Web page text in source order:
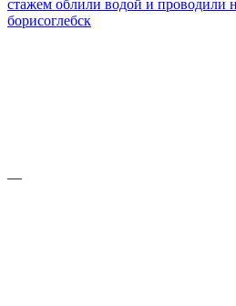
стажем облили водой и проводили
борисоглебск
—